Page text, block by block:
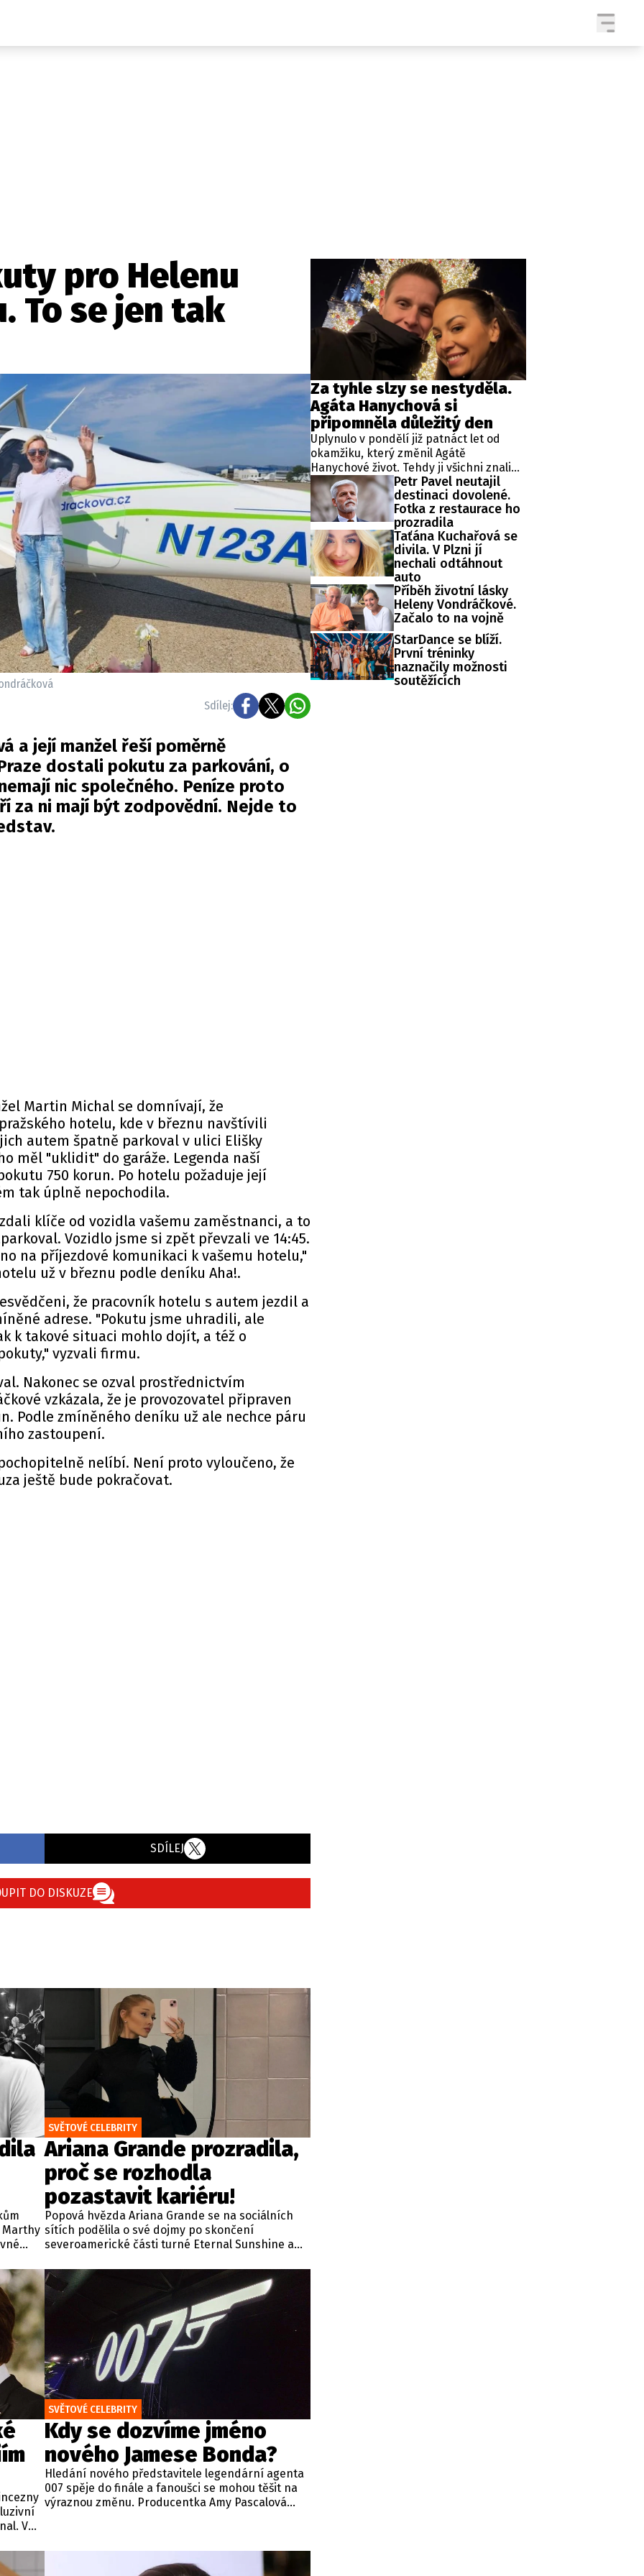
Vydavatel Inzerce Osobní údaje / Cookies
je INCORP MEDIA GROUP s.r.o., IČ: 118 23 054
SLEDUJTE NÁS NA
Máte pro nás důležitou zprávu, příběh, fotografie, videa?
Pošlete nám mail na: redakce@newsbox.cz
Nejlepší z vás odměníme
pro Helenu
To se jen tak
Sdílej:
a její manžel řeší poměrně
dostali pokutu za parkování, o
nic společného. Peníze proto
za ni mají být zodpovědní. Nejde to
Martin Michal se domnívají, že
hotelu, kde v březnu navštívili
autem špatně parkoval v ulici Elišky
měl "uklidit" do garáže. Legenda naší
750 korun. Po hotelu požaduje její
tak úplně nepochodila.
klíče od vozidla vašemu zaměstnanci, a to
Vozidlo jsme si zpět převzali ve 14:45.
na příjezdové komunikaci k vašemu hotelu,"
už v březnu podle deníku Aha!.
že pracovník hotelu s autem jezdil a
adrese. "Pokutu jsme uhradili, ale
k takové situaci mohlo dojít, a též o
vyzvali firmu.
Nakonec se ozval prostřednictvím
vzkázala, že je provozovatel připraven
Podle zmíněného deníku už ale nechce páru
zastoupení.
nelíbí. Není proto vyloučeno, že
ještě bude pokračovat.
SDÍLEJ
DO DISKUZE
Marthy
III.
přitom
SVĚTOVÉ CELEBRITY
Ariana Grande prozradila,
proč se rozhodla
pozastavit kariéru!
Popová hvězda Ariana Grande se na sociálních
sítích podělila o své dojmy po skončení
severoamerické části turné Eternal Sunshine a
koncertům v britské metropoli. Zpěvačka své
miliony fanoušků ujistila, že se na blížící se
vystoupení v britské metropoli nesmírně těší a
nemůže se dočkat, až se se svými příznivci opět
V
SVĚTOVÉ CELEBRITY
Kdy se dozvíme jméno
nového Jamese Bonda?
Hledání nového představitele legendární agenta
007 spěje do finále a fanoušci se mohou těšit na
výraznou změnu. Producentka Amy Pascalová
Za tyhle slzy se nestyděla.
Agáta Hanychová si
připomněla důležitý den
Uplynulo v pondělí již patnáct let od
okamžiku, který změnil Agátě
Hanychové život. Tehdy ji všichni znali
jako rebelku ze stránek bulvárních
médií. Jenže v létě 2011 se začal psát
docela jiný životní příběh.
Petr Pavel neutajil
destinaci dovolené.
Fotka z restaurace ho
prozradila
Taťána Kuchařová se
divila. V Plzni jí
nechali odtáhnout
auto
Příběh životní lásky
Heleny Vondráčkové.
Začalo to na vojně
StarDance se blíží.
První tréninky
naznačily možnosti
soutěžících